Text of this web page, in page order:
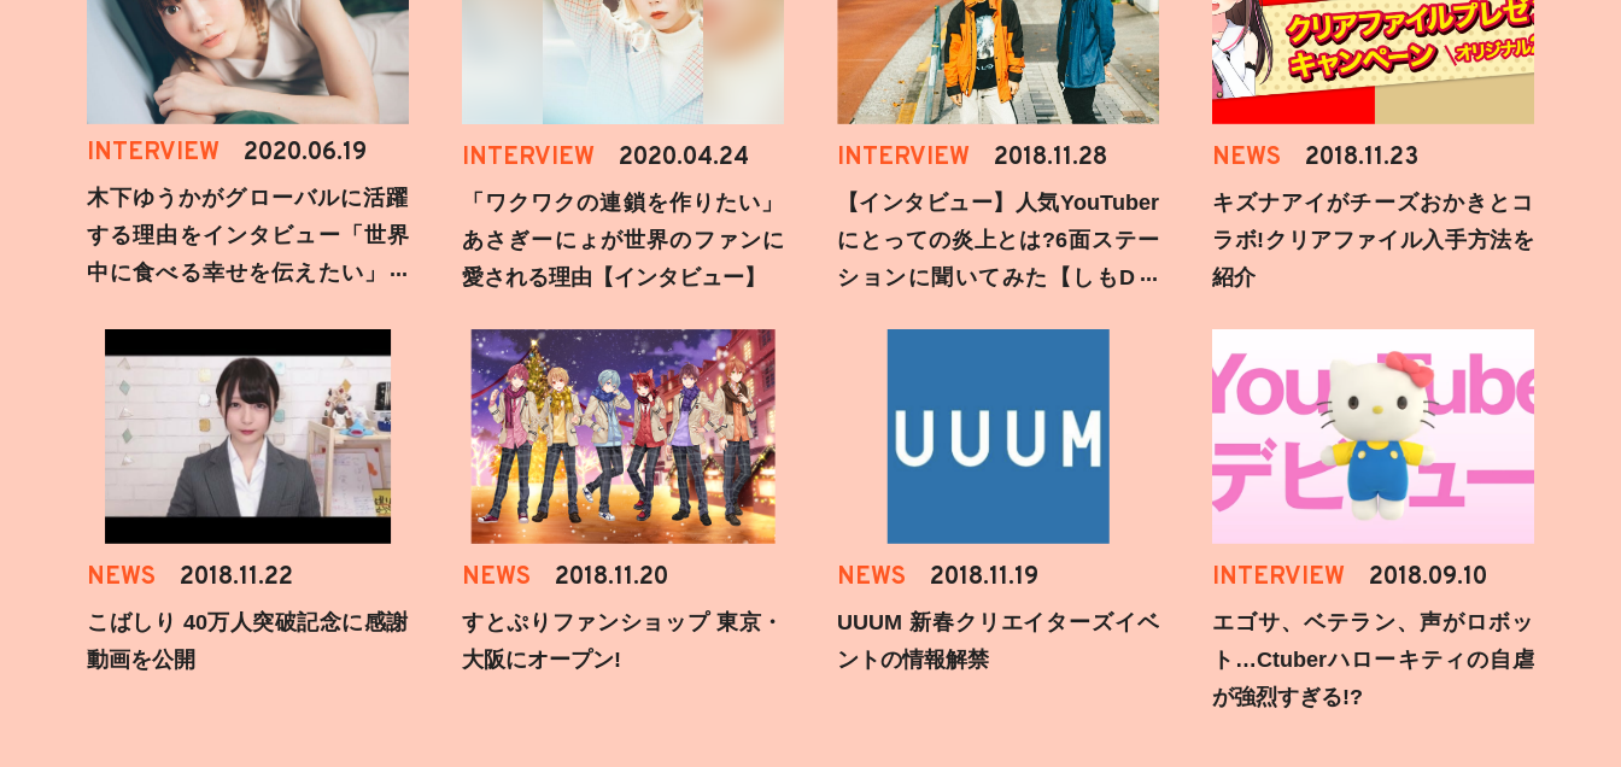
INTERVIEW 2020.06.19
木下ゆうかがグローバルに活躍
する理由をインタビュー「世界
中に食べる幸せを伝えたい」新
INTERVIEW 2020.04.24
「ワクワクの連鎖を作りたい」
あさぎーにょが世界のファンに
愛される理由【インタビュー】
INTERVIEW 2018.11.28
【インタビュー】人気YouTuber
にとっての炎上とは?6面ステー
ションに聞いてみた【しもD遅
NEWS 2018.11.23
キズナアイがチーズおかきとコ
ラボ!クリアファイル入手方法を
紹介
NEWS 2018.11.22
こばしり 40万人突破記念に感謝
動画を公開
NEWS 2018.11.20
すとぷりファンショップ 東京・
大阪にオープン!
NEWS 2018.11.19
UUUM 新春クリエイターズイベ
ントの情報解禁
INTERVIEW 2018.09.10
エゴサ、ベテラン、声がロボッ
ト…Ctuberハローキティの自虐
が強烈すぎる!?